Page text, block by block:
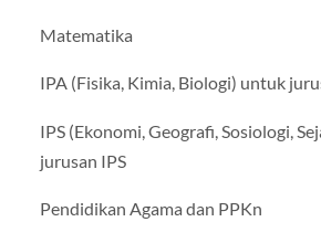
Matematika
IPA (Fisika, Kimia, Biologi) untuk
IPS (Ekonomi, Geografi, Sosiologi,
jurusan IPS
Pendidikan Agama dan PPKn